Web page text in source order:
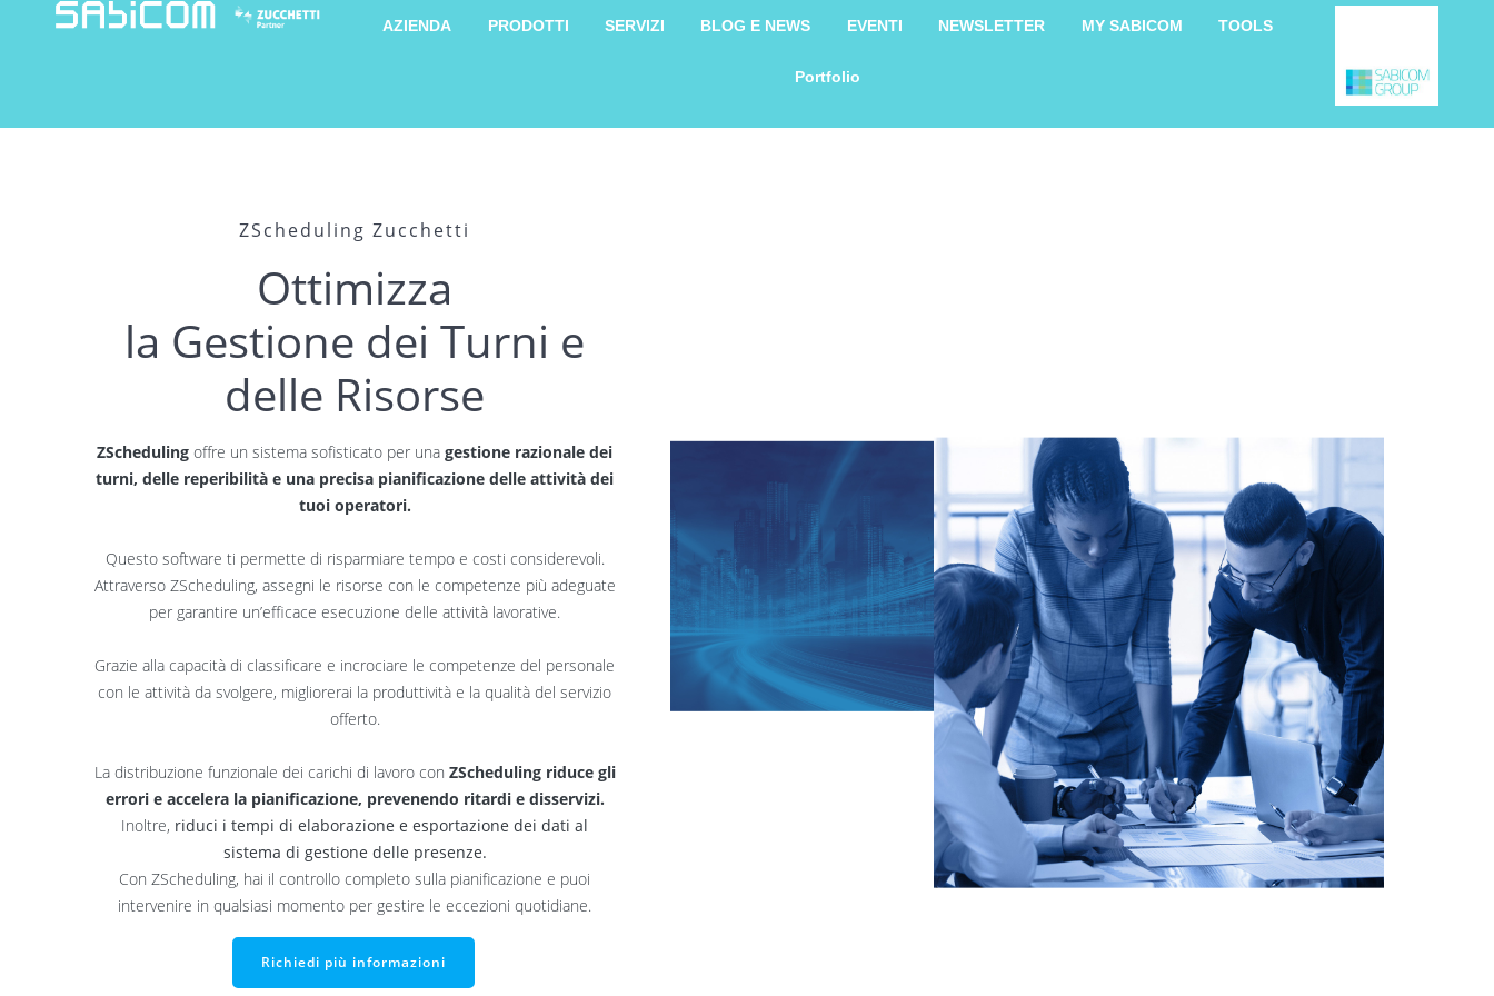
AZIENDA PRODOTTI SERVIZI BLOG E NEWS EVENTI NEWSLETTER MY SABICOM TOOLS
Portfolio
ZScheduling Zucchetti
Ottimizza
la Gestione dei Turni e
delle Risorse
ZScheduling offre un sistema sofisticato per unagestione razionale dei
turni, delle reperibilità e una precisa pianificazione delle attività dei
tuoi operatori.
Questo software ti permette di risparmiare tempo e costi considerevoli.
Attraverso ZScheduling, assegni le risorse con le competenze più adeguate
per garantire un’efficace esecuzione delle attività lavorative.
Grazie alla capacità di classificare e incrociare le competenze del personale
con le attività da svolgere, migliorerai la produttività e la qualità del servizio
offerto.
La distribuzione funzionale dei carichi di lavoro con ZScheduling riduce gli
errori e accelera la pianificazione, prevenendo ritardi e disservizi.
Inoltre, riduci i tempi di elaborazione e esportazione dei dati al
sistema di gestione delle presenze.
Con ZScheduling, hai il controllo completo sulla pianificazione e puoi
intervenire in qualsiasi momento per gestire le eccezioni quotidiane.
Richiedi più informazioni